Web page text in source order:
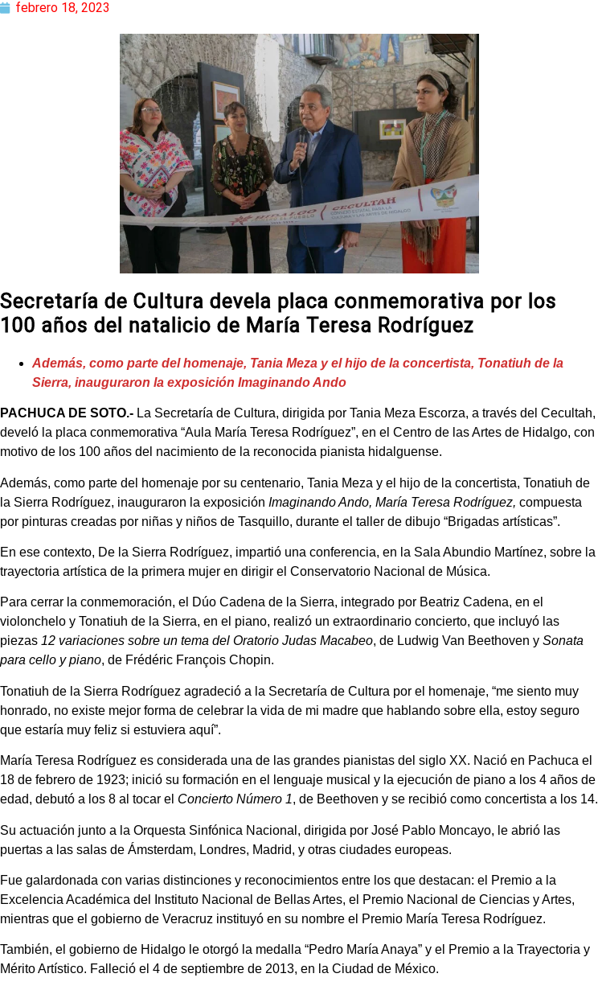
febrero 18, 2023
Secretaría de Cultura devela placa conmemorativa por los
100 años del natalicio de María Teresa Rodríguez
Además, como parte del homenaje, Tania Meza y el hijo de la concertista, Tonatiuh de la
Sierra, inauguraron la exposición Imaginando Ando
PACHUCA DE SOTO.- La Secretaría de Cultura, dirigida por Tania Meza Escorza, a través del Cecultah,
develó la placa conmemorativa “Aula María Teresa Rodríguez”, en el Centro de las Artes de Hidalgo, con
motivo de los 100 años del nacimiento de la reconocida pianista hidalguense.
Además, como parte del homenaje por su centenario, Tania Meza y el hijo de la concertista, Tonatiuh de
la Sierra Rodríguez, inauguraron la exposición Imaginando Ando, María Teresa Rodríguez, compuesta
por pinturas creadas por niñas y niños de Tasquillo, durante el taller de dibujo “Brigadas artísticas”.
En ese contexto, De la Sierra Rodríguez, impartió una conferencia, en la Sala Abundio Martínez, sobre la
trayectoria artística de la primera mujer en dirigir el Conservatorio Nacional de Música.
Para cerrar la conmemoración, el Dúo Cadena de la Sierra, integrado por Beatriz Cadena, en el
violonchelo y Tonatiuh de la Sierra, en el piano, realizó un extraordinario concierto, que incluyó las
piezas 12 variaciones sobre un tema del Oratorio Judas Macabeo, de Ludwig Van Beethoven y Sonata
para cello y piano, de Frédéric François Chopin.
Tonatiuh de la Sierra Rodríguez agradeció a la Secretaría de Cultura por el homenaje, “me siento muy
honrado, no existe mejor forma de celebrar la vida de mi madre que hablando sobre ella, estoy seguro
que estaría muy feliz si estuviera aquí”.
María Teresa Rodríguez es considerada una de las grandes pianistas del siglo XX. Nació en Pachuca el
18 de febrero de 1923; inició su formación en el lenguaje musical y la ejecución de piano a los 4 años de
edad, debutó a los 8 al tocar el Concierto Número 1, de Beethoven y se recibió como concertista a los 14.
Su actuación junto a la Orquesta Sinfónica Nacional, dirigida por José Pablo Moncayo, le abrió las
puertas a las salas de Ámsterdam, Londres, Madrid, y otras ciudades europeas.
Fue galardonada con varias distinciones y reconocimientos entre los que destacan: el Premio a la
Excelencia Académica del Instituto Nacional de Bellas Artes, el Premio Nacional de Ciencias y Artes,
mientras que el gobierno de Veracruz instituyó en su nombre el Premio María Teresa Rodríguez.
También, el gobierno de Hidalgo le otorgó la medalla “Pedro María Anaya” y el Premio a la Trayectoria y
Mérito Artístico. Falleció el 4 de septiembre de 2013, en la Ciudad de México.